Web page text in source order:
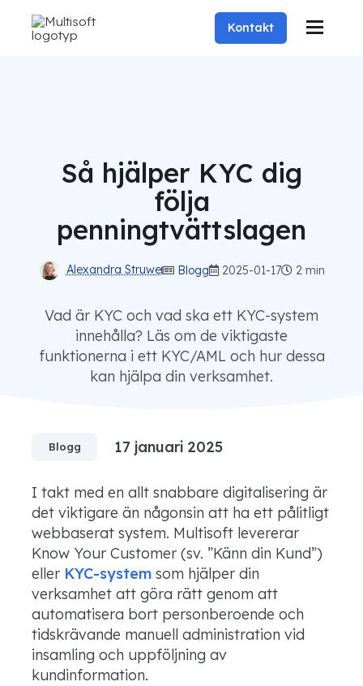
Kontakt
Så hjälper KYC dig
följa
penningtvättslagen
Alexandra Struwe Blogg 2025-01-17 2 min
Vad är KYC och vad ska ett KYC-system
innehålla? Läs om de viktigaste
funktionerna i ett KYC/AML och hur dessa
kan hjälpa din verksamhet.
17 januari 2025
Blogg
I takt med en allt snabbare digitalisering är
det viktigare än någonsin att ha ett pålitligt
webbaserat system. Multisoft levererar
Know Your Customer (sv. ”Känn din Kund”)
eller KYC-system som hjälper din
verksamhet att göra rätt genom att
automatisera bort personberoende och
tidskrävande manuell administration vid
insamling och uppföljning av
kundinformation.